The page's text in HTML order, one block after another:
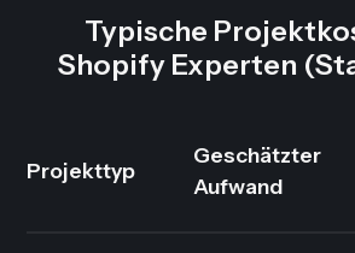
Typische
Shopify Experten
Projekttyp
Geschätzter
Aufwand